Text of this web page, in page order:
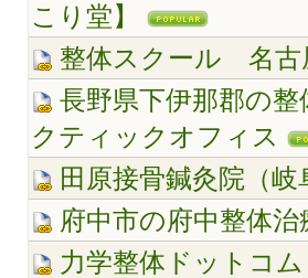
こり堂】
整体スクール 名古
長野県下伊那郡の
クティックオフィス
田原接骨鍼灸院（岐
府中市の府中整体治
力学整体ドットコ